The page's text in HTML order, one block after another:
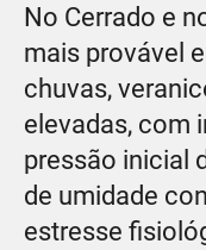
No Cerrado e
mais provável
chuvas,
elevadas, com
pressão inicial
de umidade
estresse